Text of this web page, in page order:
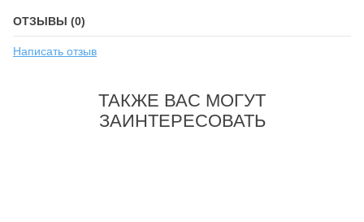
ОТЗЫВЫ (0)
Написать отзыв
ТАКЖЕ ВАС МОГУТ
ЗАИНТЕРЕСОВАТЬ